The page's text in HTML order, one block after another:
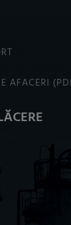
AFACERI